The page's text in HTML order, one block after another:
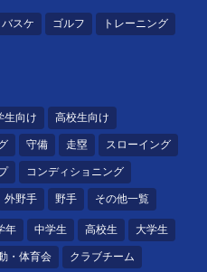
バスケ ゴルフ トレーニング
生向け 高校生向け
守備 走塁 スローイング
コンディショニング
外野手 野手 その他一覧
年 中学生 高校生 大学生
・体育会 クラブチーム